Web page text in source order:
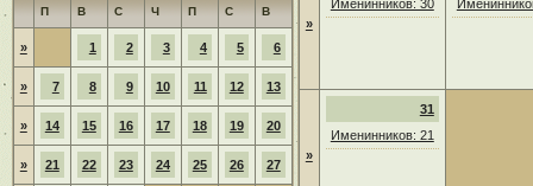
П В С Ч П С В
» 1 2 3 4 5 6
» 7 8 9 10 11 12 13
» 14 15 16 17 18 19 20
» 21 22 23 24 25 26 27
»
Именинников: 30
»
31
Именинников: 21